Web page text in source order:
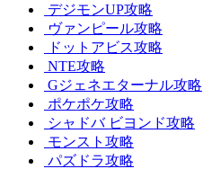
デジモンUP攻略
ヴァンピール攻略
ドットアビス攻略
NTE攻略
Gジェネエターナル攻略
ポケポケ攻略
シャドバ ビヨンド攻略
モンスト攻略
パズドラ攻略